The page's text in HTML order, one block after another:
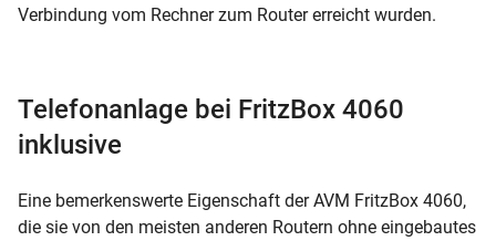
Verbindung vom Rechner zum Router erreicht wurden.
Telefonanlage bei FritzBox 4060
inklusive
Eine bemerkenswerte Eigenschaft der AVM FritzBox 4060,
die sie von den meisten anderen Routern ohne eingebautes